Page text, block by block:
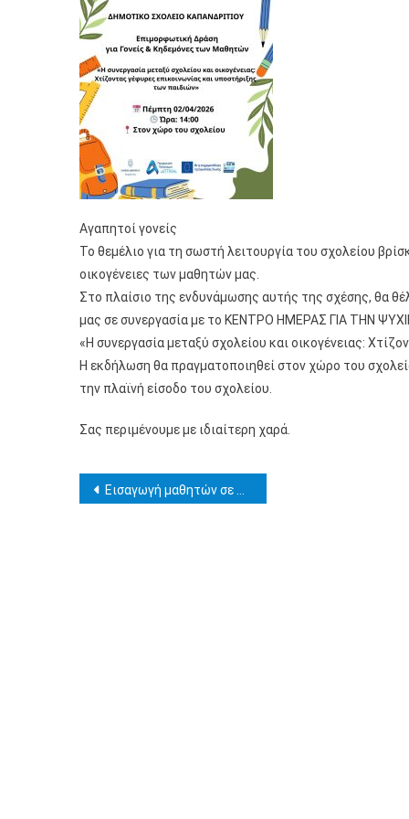
Αγαπητοί γονείς
Το θεμέλιο για τη σωστή λειτουργία του σχολείου
οικογένειες των μαθητών μας.
Στο πλαίσιο της ενδυνάμωσης αυτής της σχέσης, θα
μας σε συνεργασία με το ΚΕΝΤΡΟ ΗΜΕΡΑΣ ΓΙΑ ΤΗΝ
«Η συνεργασία μεταξύ σχολείου και οικογένειας:
Η εκδήλωση θα πραγματοποιηθεί στον χώρο του
την πλαϊνή είσοδο του σχολείου.
Σας περιμένουμε με ιδιαίτερη χαρά.
Πλοήγηση
Εισαγωγή μαθητών σε σχολεία- Πρότυπα, Πειραματικά, Εκκλησιαστικά-